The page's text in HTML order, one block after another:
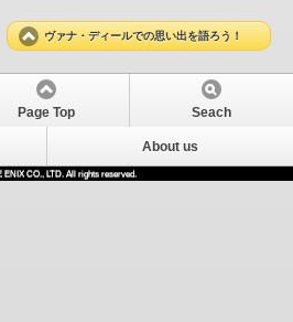
ヴァナ・ディールでの思い出を語ろう！
Page Top Seach
About us
ENIX CO., LTD. All rights reserved.